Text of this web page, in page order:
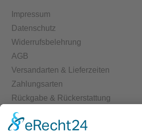
Impressum
Datenschutz
Widerrufsbelehrung
AGB
Versandarten & Lieferzeiten
Zahlungsarten
Rückgabe & Rückerstattung
Echtheit von Bewertungen